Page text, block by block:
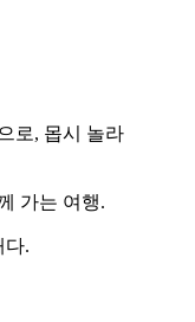
로, 몹시 놀라
가는 여행.
다.